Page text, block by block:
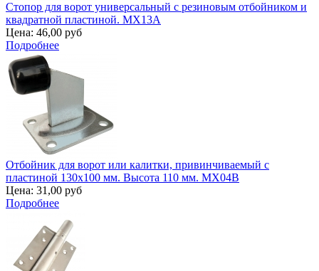
Стопор для ворот универсальный с резиновым отбойником и
квадратной пластиной. MX13A
Цена: 46,00 руб
Подробнее
Отбойник для ворот или калитки, привинчиваемый с
пластиной 130х100 мм. Высота 110 мм. MX04B
Цена: 31,00 руб
Подробнее